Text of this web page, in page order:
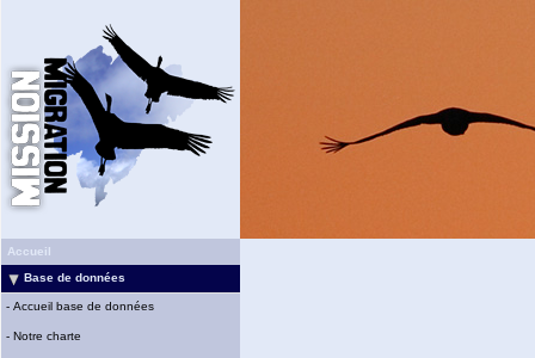
Accueil
Base de données
- Accueil base de données
- Notre charte